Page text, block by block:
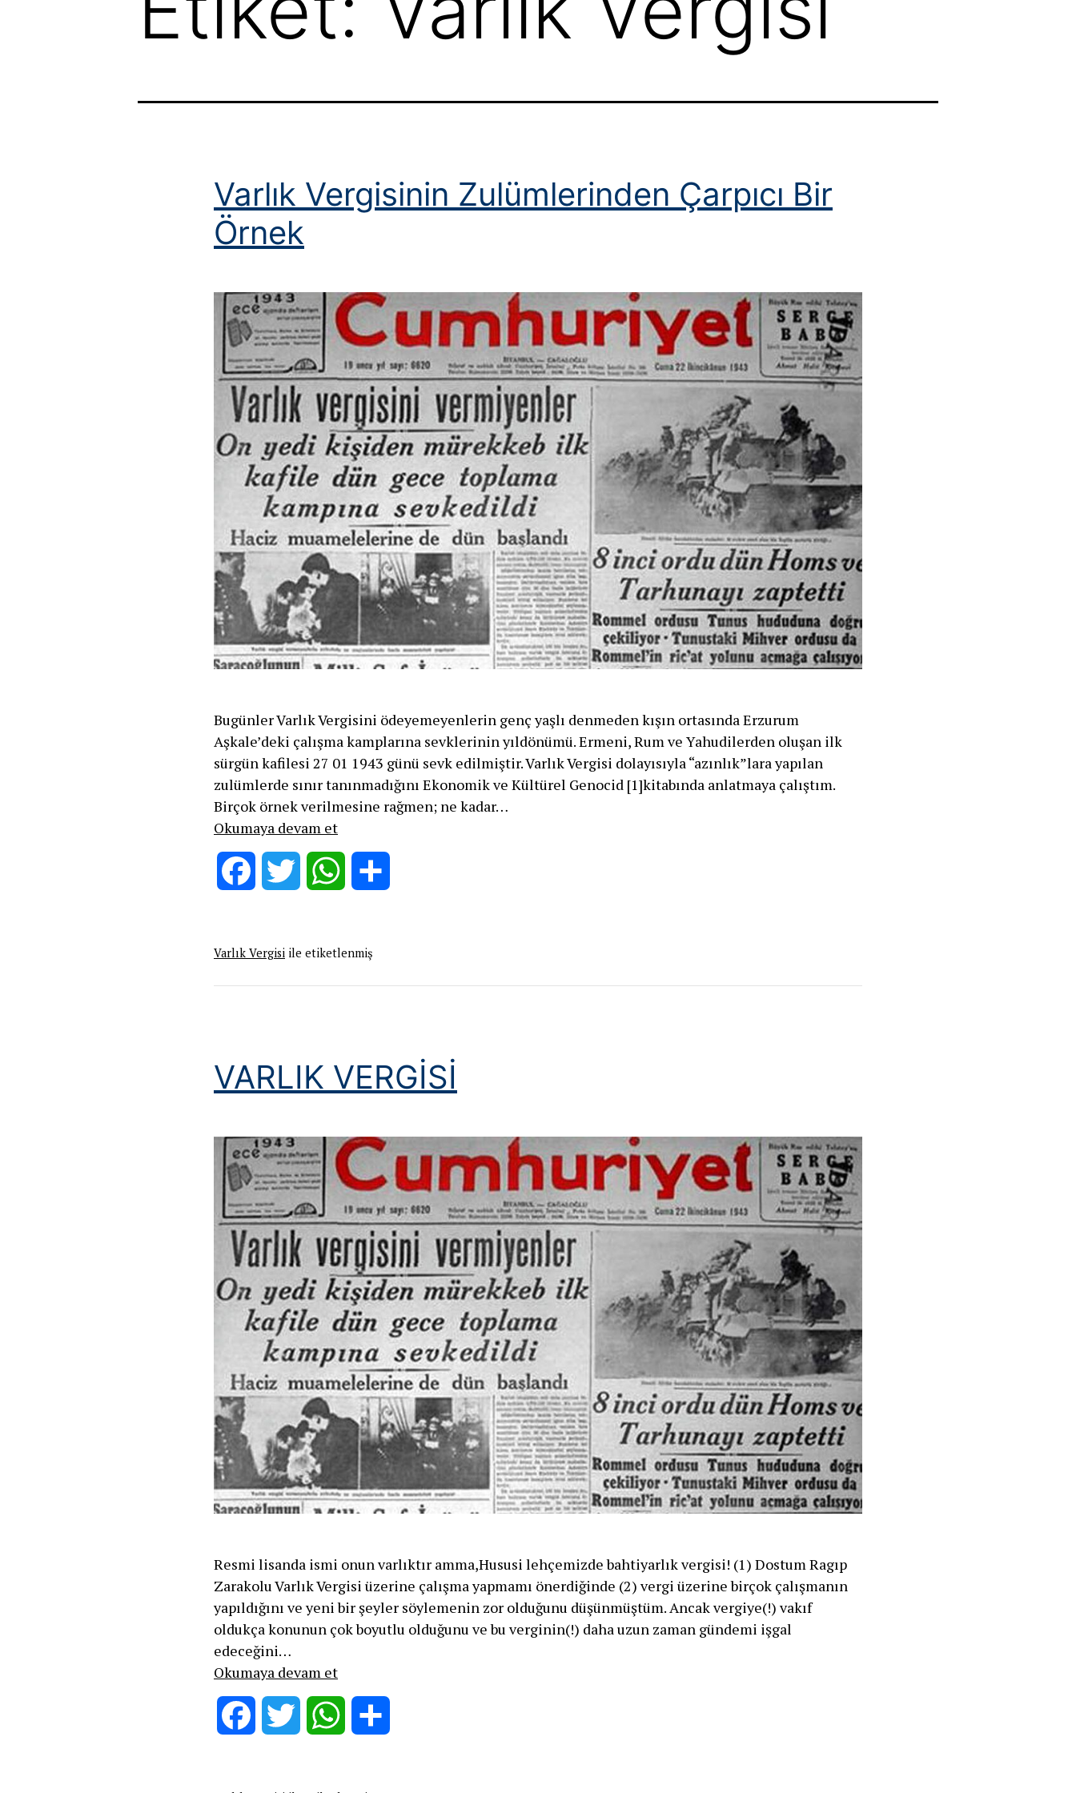
Varlık Vergisinin Zulümlerinden Çarpıcı Bir
Örnek
Bugünler Varlık Vergisini ödeyemeyenlerin genç yaşlı denmeden kışın ortasında Erzurum
Aşkale’deki çalışma kamplarına sevklerinin yıldönümü. Ermeni, Rum ve Yahudilerden oluşan ilk
sürgün kafilesi 27 01 1943 günü sevk edilmiştir. Varlık Vergisi dolayısıyla “azınlık”lara yapılan
zulümlerde sınır tanınmadığını Ekonomik ve Kültürel Genocid [1]kitabında anlatmaya çalıştım.
Birçok örnek verilmesine rağmen; ne kadar…
Okumaya devam etVarlık
Vergisinin
Zulümlerinden
Çarpıcı
Facebook Twitter WhatsApp
Varlık Vergisi ile etiketlenmiş
VARLIK VERGİSİ
Resmi lisanda ismi onun varlıktır amma,Hususi lehçemizde bahtiyarlık vergisi! (1) Dostum Ragıp
Zarakolu Varlık Vergisi üzerine çalışma yapmamı önerdiğinde (2) vergi üzerine birçok çalışmanın
yapıldığını ve yeni bir şeyler söylemenin zor olduğunu düşünmüştüm. Ancak vergiye(!) vakıf
oldukça konunun çok boyutlu olduğunu ve bu verginin(!) daha uzun zaman gündemi işgal
edeceğini…
Okumaya devam etVARLIK
VERGİSİ
Facebook Twitter WhatsApp